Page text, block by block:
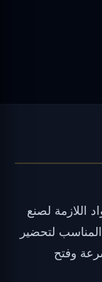
اللازمة لصنع
لتحضير
وفتح